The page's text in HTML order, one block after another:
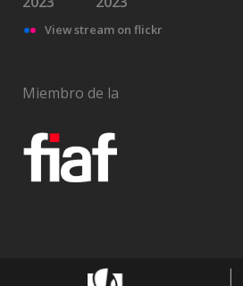
View stream on flickr
Miembro de la